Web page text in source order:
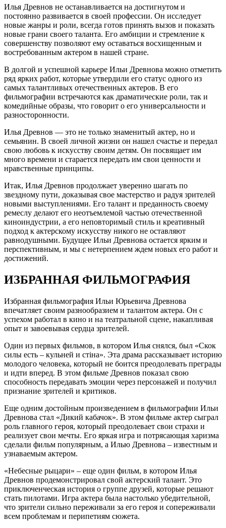
Илья Древнов не останавливается на достигнутом и
постоянно развивается в своей профессии. Он исследует
новые жанры и роли, всегда готов принять вызов и показать
новые грани своего таланта. Его амбиции и стремление к
совершенству позволяют ему оставаться восхищенным и
востребованным актером в нашей стране.
В долгой и успешной карьере Ильи Древнова можно отметить
ряд ярких работ, которые утвердили его статус одного из
самых талантливых отечественных актеров. В его
фильмографии встречаются как драматические роли, так и
комедийные образы, что говорит о его универсальности и
разносторонности.
Илья Древнов — это не только знаменитый актер, но и
семьянин. В своей личной жизни он нашел счастье и передал
свою любовь к искусству своим детям. Он посвящает им
много времени и старается передать им свои ценности и
нравственные принципы.
Итак, Илья Древнов продолжает уверенно шагать по
звездному пути, доказывая свое мастерство и радуя зрителей
новыми выступлениями. Его талант и преданность своему
ремеслу делают его неотъемлемой частью отечественной
киноиндустрии, а его неповторимый стиль и креативный
подход к актерскому искусству никого не оставляют
равнодушными. Будущее Ильи Древнова остается ярким и
перспективным, и мы с нетерпением ждем новых его работ и
достижений.
ИЗБРАННАЯ ФИЛЬМОГРАФИЯ
Избранная фильмография Ильи Юрьевича Древнова
впечатляет своим разнообразием и талантом актера. Он с
успехом работал в кино и на театральной сцене, накапливая
опыт и завоевывая сердца зрителей.
Один из первых фильмов, в котором Илья снялся, был «Скок
силы есть – кульней и стіна». Эта драма рассказывает историю
молодого человека, который не боится преодолевать преграды
и идти вперед. В этом фильме Древнов показал свою
способность передавать эмоции через персонажей и получил
признание зрителей и критиков.
Еще одним достойным произведением в фильмографии Ильи
Древнова стал «Дикий кабачок». В этом фильме актер сыграл
роль главного героя, который преодолевает свои страхи и
реализует свои мечты. Его яркая игра и потрясающая харизма
сделали фильм популярным, а Илью Древнова – известным и
узнаваемым актером.
«Небесные рыцари» – еще один фильм, в котором Илья
Древнов продемонстрировал свой актерский талант. Это
приключенческая история о группе друзей, которые решают
стать пилотами. Игра актера была настолько убедительной,
что зрители сильно переживали за его героя и сопереживали
всем проблемам и перипетиям сюжета.